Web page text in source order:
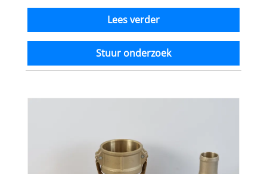
Lees verder
Stuur onderzoek